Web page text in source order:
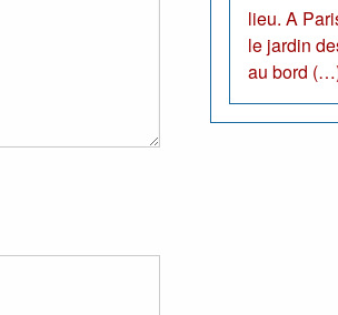
lieu. A
le jardin
au bord